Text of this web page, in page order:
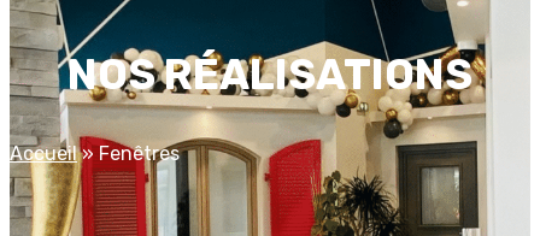
NOS RÉALISATIONS
Accueil»Fenêtres